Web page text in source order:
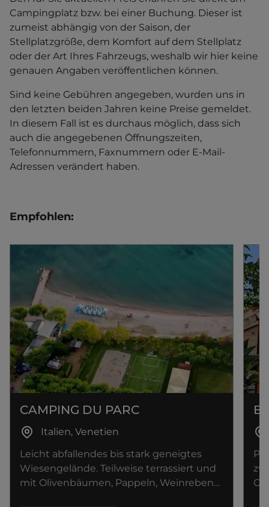
Campingplatz bzw. bei einer Buchung. Dieser ist
zumeist abhängig von der Saison, der
Stellplatzgröße, dem Komfort auf dem Stellplatz
oder der Art Ihres Fahrzeugs, weshalb wir hier keine
genauen Angaben veröffentlichen können.
Sind keine Gebühren angegeben, wurden uns in
den letzten beiden Jahren keine Preise gemeldet.
In diesem Fall ist es durchaus möglich, dass sich
auch die angegebenen Öffnungszeiten,
Telefonnummern, Faxnummern oder E-Mail-
Adressen verändert haben.
Empfohlen:
CAMPING DU PARC
Italien, Venetien
Leicht abfallendes bis stark geneigtes
Wiesengelände. Teilweise terrassiert und
mit Olivenbäumen, Pappeln, Weinreben